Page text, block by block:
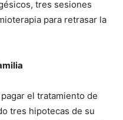
tres sesiones
para retrasar la
el tratamiento de
tres hipotecas de su